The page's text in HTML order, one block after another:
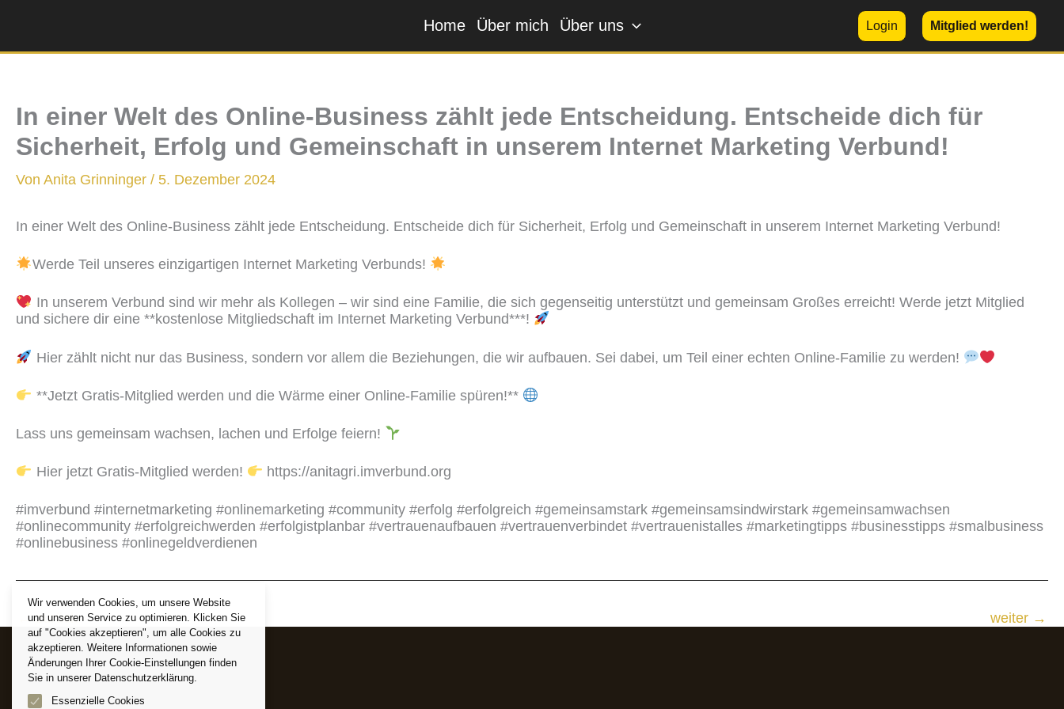
Home Über mich Über uns Login Mitglied werden!
In einer Welt des Online-Business zählt jede Entscheidung. Entscheide dich für
Sicherheit, Erfolg und Gemeinschaft in unserem Internet Marketing Verbund!
Von Anita Grinninger / 5. Dezember 2024
In einer Welt des Online-Business zählt jede Entscheidung. Entscheide dich für Sicherheit, Erfolg und Gemeinschaft in unserem Internet Marketing Verbund!
Werde Teil unseres einzigartigen Internet Marketing Verbunds!
In unserem Verbund sind wir mehr als Kollegen – wir sind eine Familie, die sich gegenseitig unterstützt und gemeinsam Großes erreicht! Werde jetzt Mitglied
und sichere dir eine **kostenlose Mitgliedschaft im Internet Marketing Verbund***!
Hier zählt nicht nur das Business, sondern vor allem die Beziehungen, die wir aufbauen. Sei dabei, um Teil einer echten Online-Familie zu werden!
**Jetzt Gratis-Mitglied werden und die Wärme einer Online-Familie spüren!**
Lass uns gemeinsam wachsen, lachen und Erfolge feiern!
Hier jetzt Gratis-Mitglied werden! https://anitagri.imverbund.org
#imverbund #internetmarketing #onlinemarketing #community #erfolg #erfolgreich #gemeinsamstark #gemeinsamsindwirstark #gemeinsamwachsen
#onlinecommunity #erfolgreichwerden #erfolgistplanbar #vertrauenaufbauen #vertrauenverbindet #vertrauenistalles #marketingtipps #businesstipps #smalbusiness
#onlinebusiness #onlinegeldverdienen
←zurück weiter →
Wir verwenden Cookies, um unsere Website
und unseren Service zu optimieren. Klicken Sie
auf "Cookies akzeptieren", um alle Cookies zu
akzeptieren. Weitere Informationen sowie
Änderungen Ihrer Cookie-Einstellungen finden
Sie in unserer Datenschutzerklärung.
Essenzielle Cookies